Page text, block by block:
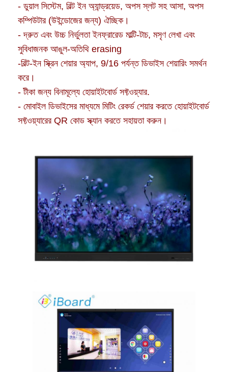
পণ্য
আমাদের সম্পর্কে
কারখানা ভ্রমণ
মান নিয়ন্ত্রণ
আমাদের সাথে যোগাযোগ করুন
Blog
- ডুয়াল সিস্টেম, বিল্ট ইন অ্যান্ড্রয়েড, অপস স্লট সহ আসা, অপস
কম্পিউটার (উইন্ডোজের জন্য) ঐচ্ছিক।
- দ্রুত এবং উচ্চ নির্ভুলতা ইনফ্রারেড মাল্টি-টাচ, মসৃণ লেখা এবং
সুবিধাজনক আঙুল-অতিথি erasing
-বিল্ট-ইন স্ক্রিন শেয়ার অ্যাপ, 9/16 পর্যন্ত ডিভাইস শেয়ারিং সমর্থন
করে।
- টীকা জন্য বিনামূল্যে হোয়াইটবোর্ড সফ্টওয়্যার.
- মোবাইল ডিভাইসের মাধ্যমে মিটিং রেকর্ড শেয়ার করতে হোয়াইটবোর্ড
সফ্টওয়্যারের QR কোড স্ক্যান করতে সহায়তা করুন।